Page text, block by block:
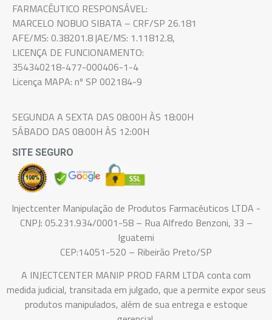
FARMACÊUTICO RESPONSÁVEL:
MARCELO NOBUO SIBATA – CRF/SP 26.181
AFE/MS: 0.38201.8 |AE/MS: 1.11812.8,
LICENÇA DE FUNCIONAMENTO:
354340218-477-000406-1-4
Licença MAPA: nº SP 002184-9
SEGUNDA A SEXTA DAS 08:00H ÀS 18:00H
SÁBADO DAS 08:00H ÀS 12:00H
SITE SEGURO
Injectcenter Manipulação de Produtos Farmacêuticos LTDA -
CNPJ: 05.231.934/0001-58 – Rua Alfredo Benzoni, 33 –
Iguatemi
CEP:14051-520 – Ribeirão Preto/SP
A INJECTCENTER MANIP PROD FARM LTDA conta com
medida judicial, transitada em julgado, que a permite expor seus
produtos manipulados, além de sua entrega e estoque